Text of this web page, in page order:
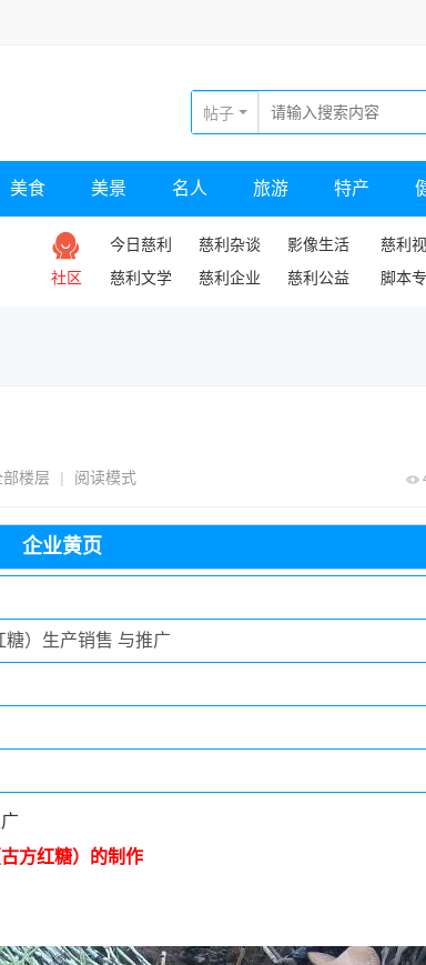
帖子
美食 美景 名人 旅游 特产
社区
今日慈利 慈利杂谈 影像生活
慈利
慈利文学
慈利企业 慈利公益 脚本
楼层 | 阅读模式
企业黄页
）生产销售 与推广
方红糖）的制作